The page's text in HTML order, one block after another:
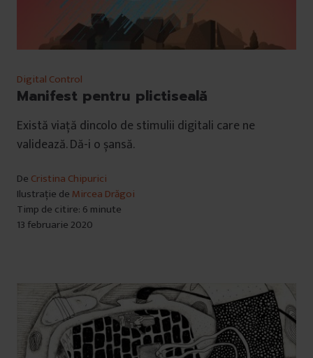
Digital Control
Manifest pentru plictiseală
Există viață dincolo de stimulii digitali care ne
validează. Dă-i o șansă.
De Cristina Chipurici
Ilustrație de Mircea Drăgoi
Timp de citire: 6 minute
13 februarie 2020